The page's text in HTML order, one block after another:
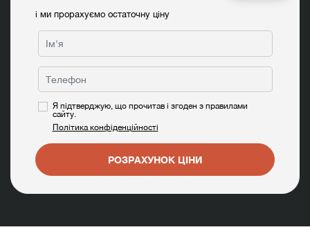
і ми прорахуємо остаточну ціну
Я підтверджую, що прочитав і згоден з правилами
сайту.
Політика конфіденційності
РОЗРАХУНОК ЦІНИ